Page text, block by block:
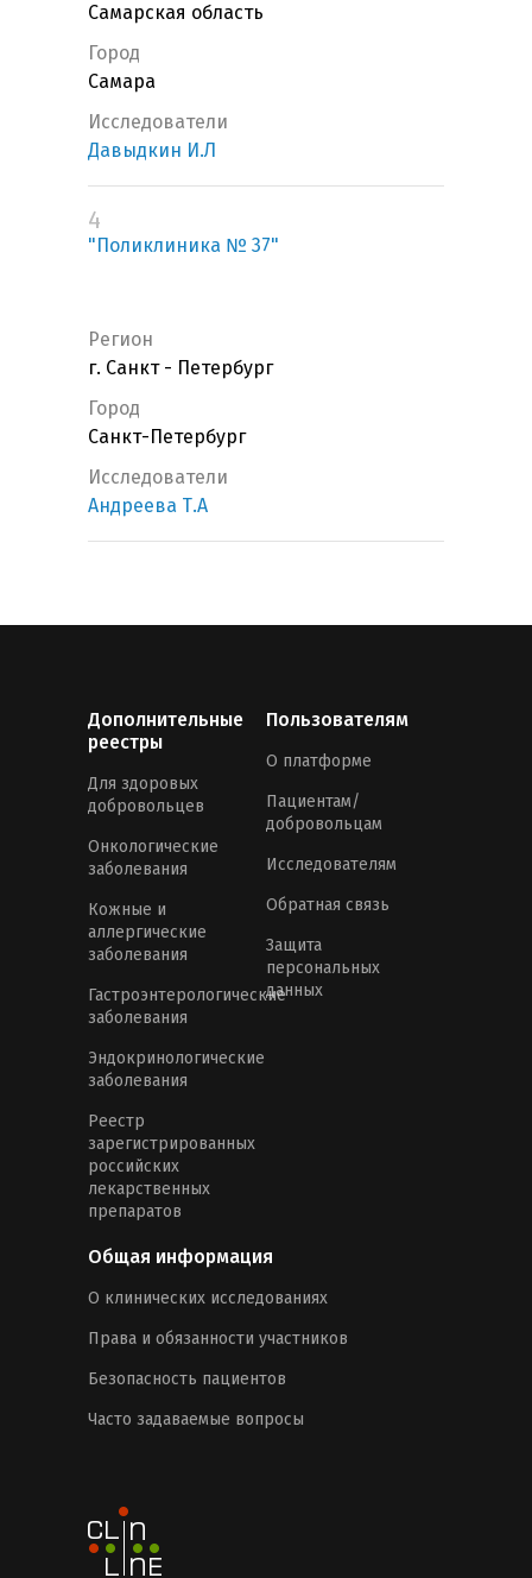
Самарская область
Город
Самара
Исследователи
Давыдкин И.Л
4
"Поликлиника № 37"
Регион
г. Санкт - Петербург
Город
Санкт-Петербург
Исследователи
Андреева Т.А
Дополнительные
реестры
Для здоровых
добровольцев
Онкологические
заболевания
Кожные и
аллергические
заболевания
Гастроэнтерологические
заболевания
Эндокринологические
заболевания
Реестр
зарегистрированных
российских
лекарственных
препаратов
Пользователям
О платформе
Пациентам/
добровольцам
Исследователям
Обратная связь
Защита
персональных
данных
Общая информация
О клинических исследованиях
Права и обязанности участников
Безопасность пациентов
Часто задаваемые вопросы